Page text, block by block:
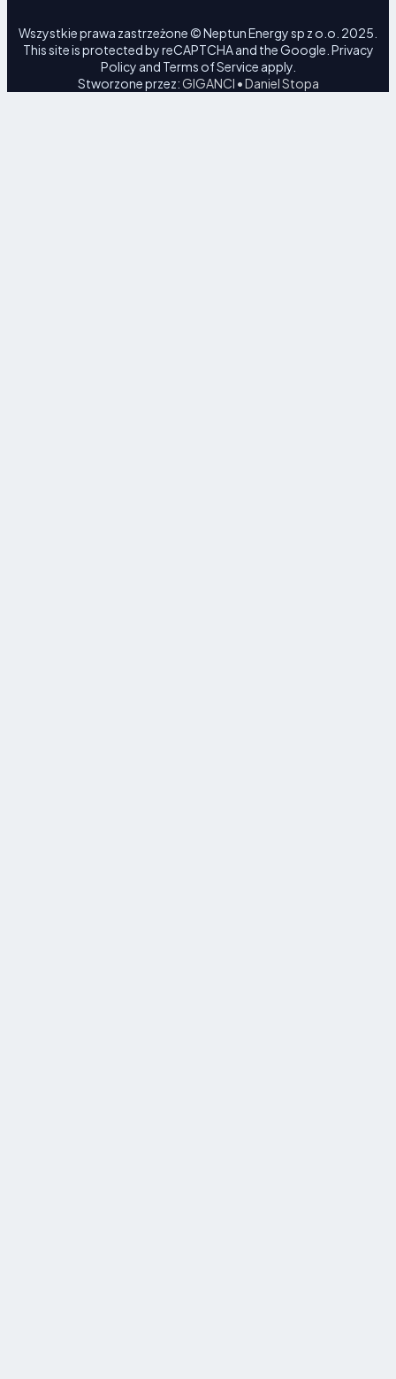
Wszystkie prawa zastrzeżone © Neptun Energy sp z o.o. 2025.
This site is protected by reCAPTCHA and the Google. Privacy
Policy and Terms of Service apply.
Stworzone przez:GIGANCI • Daniel Stopa